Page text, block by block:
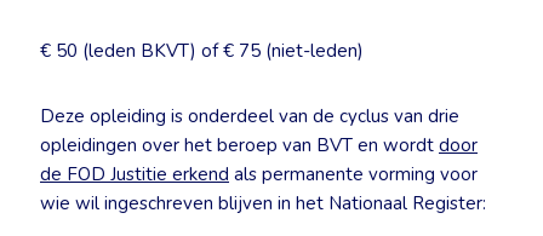
€ 50 (leden BKVT) of € 75 (niet-leden)
Deze opleiding is onderdeel van de cyclus van drie
opleidingen over het beroep van BVT en wordt door
de FOD Justitie erkend als permanente vorming voor
wie wil ingeschreven blijven in het Nationaal Register: